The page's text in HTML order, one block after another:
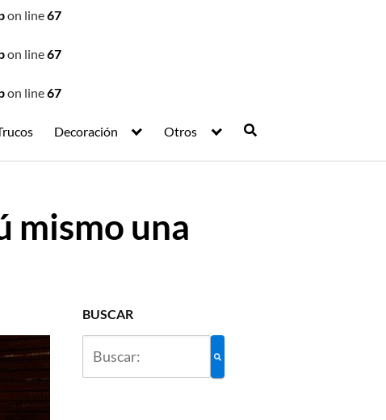
on line67
on line67
on line67
Decoración Otros
mismo una
BUSCAR